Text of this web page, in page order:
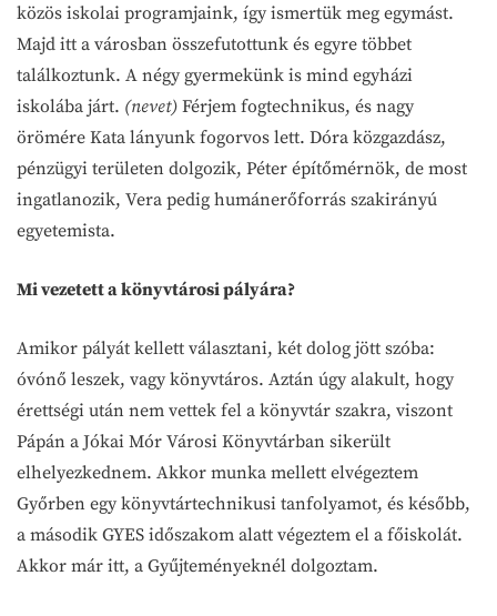
közös iskolai programjaink, így ismertük meg egymást.
Majd itt a városban összefutottunk és egyre többet
találkoztunk. A négy gyermekünk is mind egyházi
iskolába járt. (nevet) Férjem fogtechnikus, és nagy
örömére Kata lányunk fogorvos lett. Dóra közgazdász,
pénzügyi területen dolgozik, Péter építőmérnök, de most
ingatlanozik, Vera pedig humánerőforrás szakirányú
egyetemista.
Mi vezetett a könyvtárosi pályára?
Amikor pályát kellett választani, két dolog jött szóba:
óvónő leszek, vagy könyvtáros. Aztán úgy alakult, hogy
érettségi után nem vettek fel a könyvtár szakra, viszont
Pápán a Jókai Mór Városi Könyvtárban sikerült
elhelyezkednem. Akkor munka mellett elvégeztem
Győrben egy könyvtártechnikusi tanfolyamot, és később,
a második GYES időszakom alatt végeztem el a főiskolát.
Akkor már itt, a Gyűjteményeknél dolgoztam.